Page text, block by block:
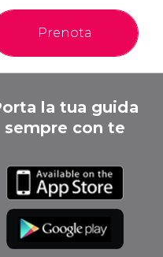
Prenota
la tua guida
sempre con te